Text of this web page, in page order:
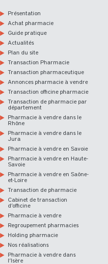
Présentation
Achat pharmacie
Guide pratique
Actualités
Plan du site
Transaction Pharmacie
Transaction pharmaceutique
Annonces pharmacie à vendre
Transaction officine pharmacie
Transaction de pharmacie par
département
Pharmacie à vendre dans le
Rhône
Pharmacie à vendre dans le
Jura
Pharmacie à vendre en Savoie
Pharmacie à vendre en Haute-
Savoie
Pharmacie à vendre en Saône-
et-Loire
Transaction de pharmacie
Cabinet de transaction
d’officine
Pharmacie à vendre
Regroupement pharmacies
Holding pharmacie
Nos réalisations
Pharmacie à vendre dans
l’Isère